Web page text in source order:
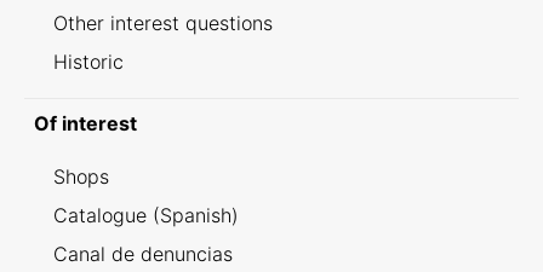
Other interest questions
Historic
Of interest
Shops
Catalogue (Spanish)
Canal de denuncias